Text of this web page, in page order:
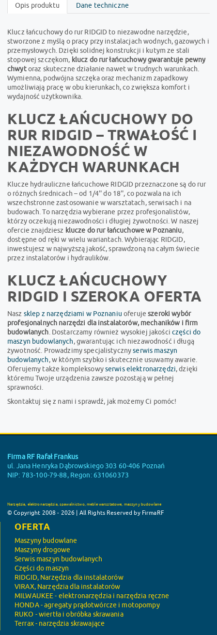
Opis produktu Dane techniczne
Klucz łańcuchowy do rur RIDGID to niezawodne narzędzie,
stworzone z myślą o pracy przy instalacjach wodnych, gazowych i
przemysłowych. Dzięki solidnej konstrukcji i kutym ze stali
stopowej szczękom, klucz do rur łańcuchowy gwarantuje pewny
chwytoraz skuteczne działanie nawet w trudnych warunkach.
Wymienna, podwójna szczęka oraz mechanizm zapadkowy
umożliwiają pracę w obu kierunkach, co zwiększa komfort i
wydajność użytkownika.
KLUCZ ŁAŃCUCHOWY DO
RUR RIDGID – TRWAŁOŚĆ I
NIEZAWODNOŚĆ W
KAŻDYCH WARUNKACH
Klucze hydrauliczne łańcuchowe RIDGID przeznaczone są do rur
o różnych średnicach – od 1/4'' do 18'', co pozwala na ich
wszechstronne zastosowanie w warsztatach, serwisach i na
budowach. To narzędzia wybierane przez profesjonalistów,
którzy oczekują niezawodności i długiej żywotności. W naszej
ofercie znajdziesz klucze do rur łańcuchowe w Poznaniu,
dostępne od ręki w wielu wariantach. Wybierając RIDGID,
inwestujesz w najwyższą jakość, sprawdzoną na całym świecie
przez instalatorów i hydraulików.
KLUCZ ŁAŃCUCHOWY
RIDGID I SZEROKA OFERTA
Nasz sklep z narzędziami w Poznaniu oferujeszeroki wybór
profesjonalnych narzędzi dla instalatorów, mechaników i firm
budowlanych. Dostarczamy również wysokiej jakościczęści do
maszyn budowlanych, gwarantując ich niezawodność i długą
żywotność. Prowadzimy specjalistycznyserwis maszyn
budowlanych, w którym szybko i skutecznie usuwamy awarie.
Oferujemy także kompleksowyserwis elektronarzędzi, dzięki
któremu Twoje urządzenia zawsze pozostają w pełnej
sprawności.
Skontaktuj się z nami i sprawdź, jak możemy Ci pomóc!
Firma RF Rafał Frankus
ul. Jana Henryka Dąbrowskiego 303 60-406 Poznań
NIP: 783-100-79-88, Regon: 631060373
Narzędzia, elektronarzędzia, spawalnictwo, meble warsztatowe, maszyny budowlane
© Copyright 2008 - 2026 | All Rights Reserved by FirmaRF
OFERTA
Maszyny budowlane
Maszyny drogowe
Serwis maszyn budowlanych
Części do maszyn
RIDGID, Narzędzia dla instalatorów
VIRAX, Narzędzia dla instalatorów
MILWAUKEE - elektronarzędzia i narzędzia ręczne
HONDA - agregaty prądotwórcze i motopompy
RUKO - wiertła i obróbka skrawania
Terrax - narzędzia skrawające